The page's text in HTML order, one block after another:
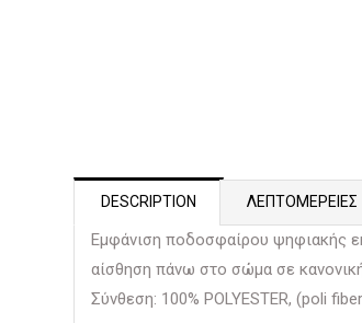
DESCRIPTION ΛΕΠΤΟΜΕΡΕΙΕΣ
Εμφάνιση ποδοσφαίρου ψηφιακής
αίσθηση πάνω στο σώμα σε
Σύνθεση: 100% POLYESTER, (poli